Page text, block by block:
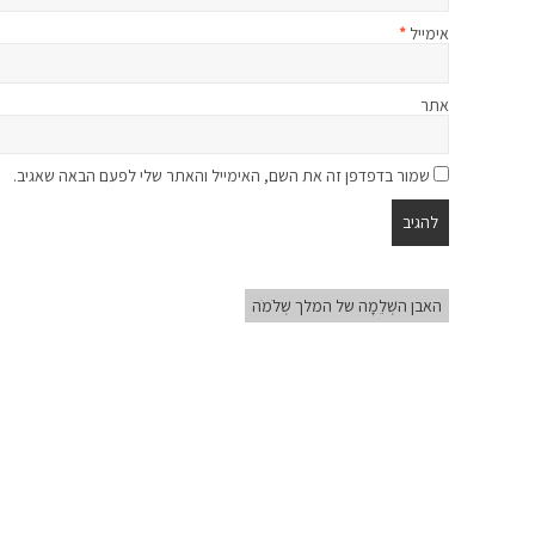
אימייל *
אתר
שמור בדפדפן זה את השם, האימייל והאתר שלי לפעם הבאה שאגיב.
האבן השְׁלֵמָה של המלך שְׁלֹמֹה